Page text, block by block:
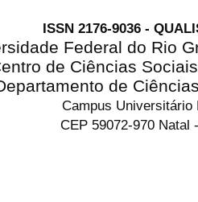
ISSN 2176-9036 -
Federal do Rio
de Ciências
de
Campus Universitário
CEP 59072-970 Natal